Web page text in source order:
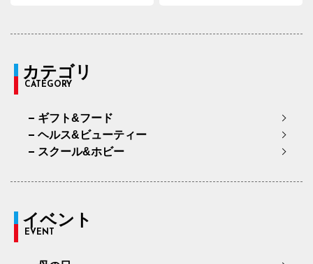
カテゴリ
CATEGORY
ギフト&フード
ヘルス&ビューティー
スクール&ホビー
イベント
EVENT